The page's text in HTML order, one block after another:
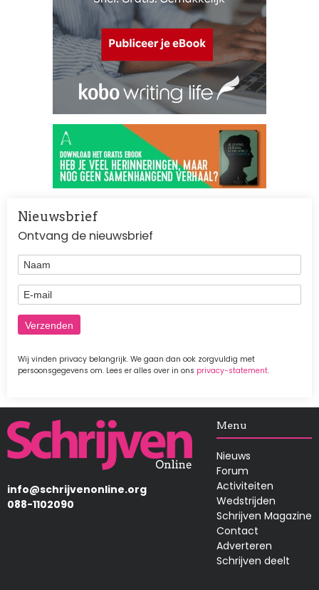
Nieuwsbrief
Ontvang de nieuwsbrief
Naam
E-mail
Wij vinden privacy belangrijk. We gaan dan ook zorgvuldig met
persoonsgegevens om. Lees er alles over in ons privacy-statement.
Afbeelding
info@schrijvenonline.org
088-1102090
Menu
Nieuws
Forum
Activiteiten
Wedstrijden
Schrijven Magazine
Contact
Adverteren
Schrijven deelt